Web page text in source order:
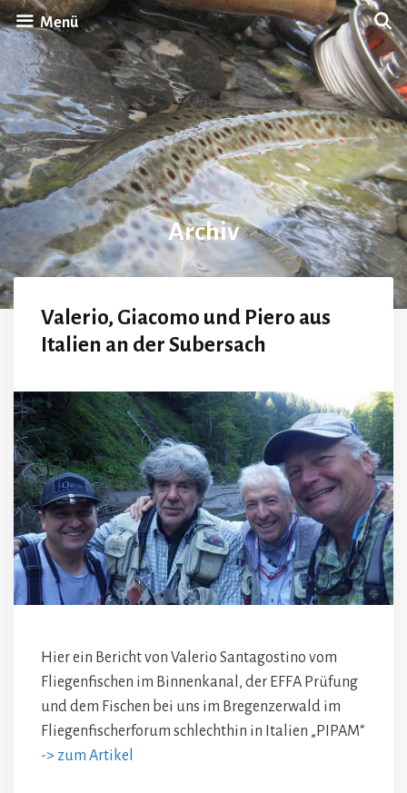
Zum
Inhalt
springen
Menü
Archiv
Valerio, Giacomo und Piero aus
Italien an der Subersach
Hier ein Bericht von Valerio Santagostino vom
Fliegenfischen im Binnenkanal, der EFFA Prüfung
und dem Fischen bei uns im Bregenzerwald im
Fliegenfischerforum schlechthin in Italien „PIPAM“
-> zum Artikel